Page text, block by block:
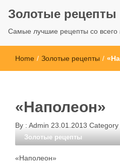
Золотые рецепты
Самые лучшие рецепты со всего
Home / Золотые рецепты /
«Наполеон»
By : Admin 23.01.2013 Category
Золотые рецепты
«Наполеон»